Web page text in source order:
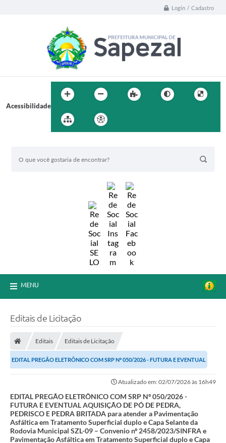
Login / Cadastro
Acessibilidade
MENU
Editais de Licitação
Editais Editais de Licitação
EDITAL PREGÃO ELETRÔNICO COM SRP Nº 050/2026 - FUTURA E EVENTUAL
Atualizado em: 02/07/2026 às 16h49
EDITAL PREGÃO ELETRÔNICO COM SRP Nº 050/2026 -
FUTURA E EVENTUAL AQUISIÇÃO DE PÓ DE PEDRA,
PEDRISCO E PEDRA BRITADA para atender a Pavimentação
Asfáltica em Tratamento Superficial duplo e Capa Selante da
Rodovia Municipal SZL-09 – Convenio nº 2458/2023/SINFRA e
Pavimentação Asfáltica em Tratamento Superficial duplo e Capa